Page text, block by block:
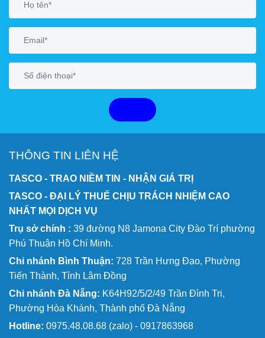
THÔNG TIN LIÊN HỆ
TASCO - TRAO NIỀM TIN - NHẬN GIÁ TRỊ
TASCO - ĐẠI LÝ THUẾ CHỊU TRÁCH NHIỆM CAO
NHẤT MỌI DỊCH VỤ
Trụ sở chính : 39 đường N8 Jamona City Đào Trí phường
Phú Thuận Hồ Chí Minh.
Chi nhánh Bình Thuận: 728 Trần Hưng Đạo, Phường
Tiến Thành, Tỉnh Lâm Đồng
Chi nhánh Đà Nẵng: K64H92/5/2/49 Trần Đình Tri,
Phường Hòa Khánh, Thành phố Đà Nẵng
Hotline: 0975.48.08.68 (zalo) - 0917863968